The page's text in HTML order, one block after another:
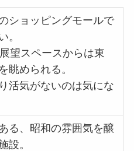
ショッピングモールで
。
望スペースからは東
眺められる。
活気がないのは気にな
る、昭和の雰囲気を醸
設。